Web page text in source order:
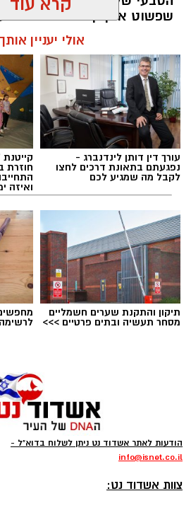
עקבו בפייסבוק
עקבו באינסטגרם
שפשוט אינן קיימות. הוא
שיעזור לנו, בהדרגה,
הלב שלנו אולי נשבר
חייבים להישבר יחד איתו.
להאזנה לתוכן:
מערכת האתר / 09:04 23.07.26
תגים:טד
קרא עוד
אולי יעניין
עורך דין דותן לינדנברג -
נפגעתם בתאונת דרכים לחצו
לקבל מה שמגיע לכם
חוזרת
ואיזה
תיקון והתקנת שערים חשמליים
מסחר תעשיה ובתים פרטיים >>>
הודעות לאתר אשדוד נט ניתן לשלוח בדוא"ל -
info@isnet.co.il
צוות אשדוד נט: